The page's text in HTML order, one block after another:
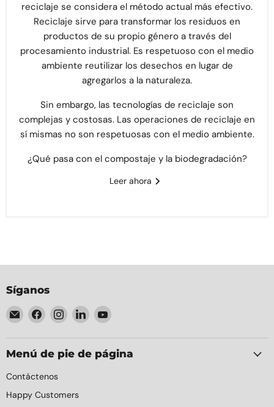
reciclaje se considera el método actual más efectivo.
Reciclaje sirve para transformar los residuos en
productos de su propio género a través del
procesamiento industrial. Es respetuoso con el medio
ambiente reutilizar los desechos en lugar de
agregarlos a la naturaleza.
Sin embargo, las tecnologías de reciclaje son
complejas y costosas. Las operaciones de reciclaje en
sí mismas no son respetuosas con el medio ambiente.
¿Qué pasa con el compostaje y la biodegradación?
Leer ahora
Síganos
Encuéntrenos
Correo
electrónico
Encuéntrenos
Facebook
Encuéntrenos
Instagram
Encuéntrenos
LinkedIn
Encuéntrenos
YouTube
Menú de pie de página
Contáctenos
Happy Customers